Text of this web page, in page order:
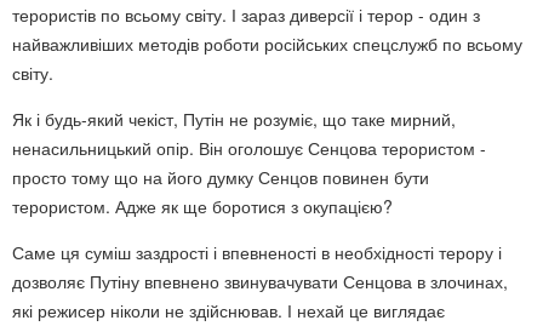
терористів по всьому світу. І зараз диверсії і терор - один з
найважливіших методів роботи російських спецслужб по всьому
світу.
Як і будь-який чекіст, Путін не розуміє, що таке мирний,
ненасильницький опір. Він оголошує Сенцова терористом -
просто тому що на його думку Сенцов повинен бути
терористом. Адже як ще боротися з окупацією?
Саме ця суміш заздрості і впевненості в необхідності терору і
дозволяє Путіну впевнено звинувачувати Сенцова в злочинах,
які режисер ніколи не здійснював. І нехай це виглядає